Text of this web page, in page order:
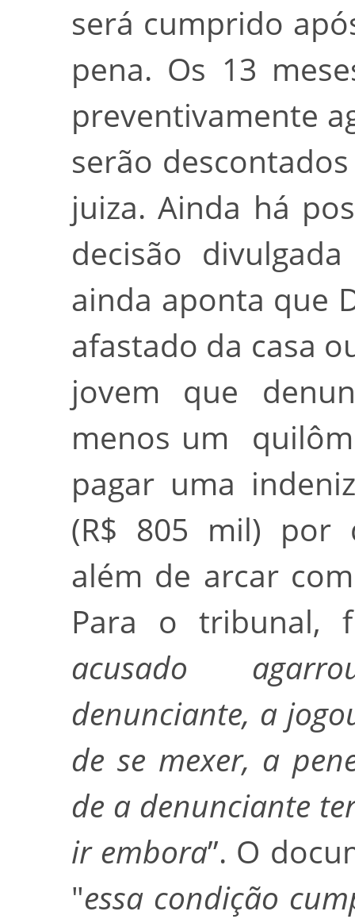
será cumprido
pena. Os 13
preventivamente
serão
juiza. Ainda há
decisão
ainda aponta que
afastado da casa
jovem que
menos um
pagar uma
(R$ 805 mil) por
além de arcar
Para o tribunal,
acusado
denunciante, a
de se mexer, a
de a denunciante
ir embora”. O
"essa condição